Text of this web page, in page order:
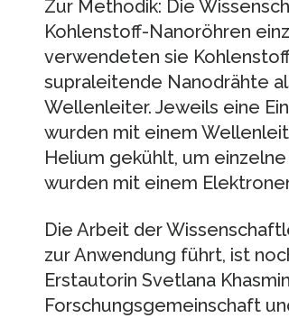
Zur Methodik: Die
Kohlenstoff-Nanoröhren
verwendeten sie
supraleitende Nanodrähte
Wellenleiter. Jeweils eine
wurden mit einem
Helium gekühlt, um
wurden mit einem
Die Arbeit der
zur Anwendung führt, ist
Erstautorin Svetlana
Forschungsgemeinschaft